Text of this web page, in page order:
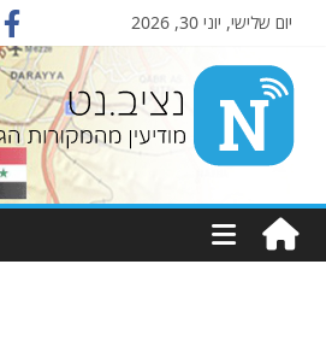
יום שלישי, יוני 30, 2026
Nziv.net
מודיעין
מהמקורות